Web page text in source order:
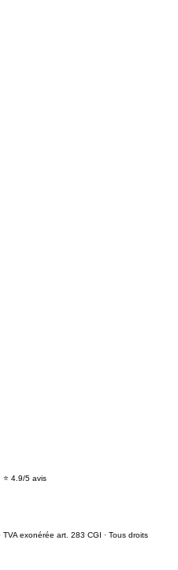
exonérée art. 283 CGI · Tous droits
4.9/5 avis